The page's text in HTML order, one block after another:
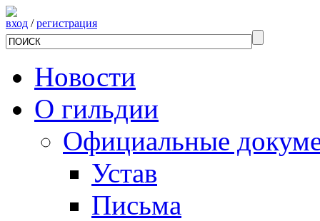
вход /регистрация
Новости
О гильдии
Официальные
Устав
Письма